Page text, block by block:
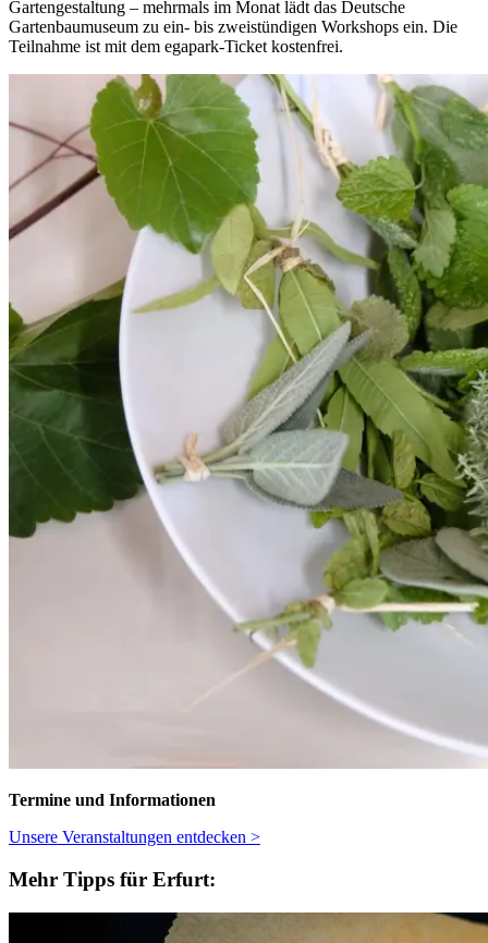
Gartengestaltung – mehrmals im Monat lädt das Deutsche
Gartenbaumuseum zu ein- bis zweistündigen Workshops ein. Die
Teilnahme ist mit dem egapark-Ticket kostenfrei.
Termine und Informationen
Unsere Veranstaltungen entdecken >
Mehr Tipps für Erfurt: